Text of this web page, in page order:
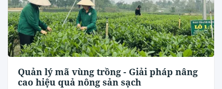
Quản lý mã vùng trồng - Giải pháp nâng
cao hiệu quả nông sản sạch